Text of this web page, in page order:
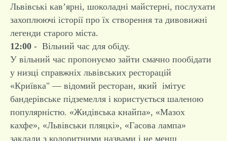
Львівські кав’ярні, шоколадні майстерні, послухати
захоплюючі історії про їх створення та дивовижні
легенди старого міста.
12:00 - Вільний час для обіду.
У вільний час пропонуємо зайти смачно пообідати
у низці справжніх львівських ресторацій
«Криївка" — відомий ресторан, який імітує
бандерівське підземелля і користується шаленою
популярністю. «Жидівська кнайпа», «Мазох
кахфе», «Львівськи пляцкі», «Гасова лампа»
заклади з колоритними назвами і не менш